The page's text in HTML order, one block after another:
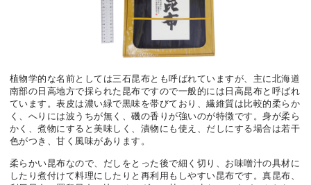
植物学的な名前としては三石昆布とも呼ばれていますが、主に北海道
南部の日高地方で採られた昆布ですので一般的には日高昆布と呼ばれ
ています。表皮は濃い緑で黒味を帯びており、繊維質は比較的柔らか
く、へりには波うちが無く、磯の香りが強いのが特徴です。身が柔ら
かく、煮物にすると美味しく、漬物にも使え、だしにする場合は若干
色がつき、甘く風味があります。
柔らかい昆布なので、だしをとった後で細く切り、お味噌汁の具材に
したり煮付けて料理にしたりと再利用もしやすい昆布です。真昆布、